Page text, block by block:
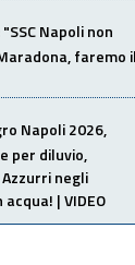
Napoli non
faremo il
Napoli 2026,
per diluvio,
negli
| VIDEO